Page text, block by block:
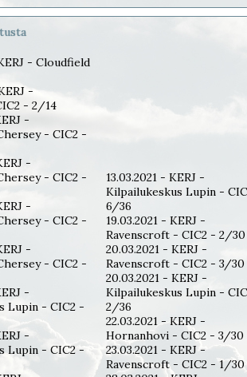
- Cloudfield
-
- 2/14
-
- CIC2 -
-
- CIC2 -
-
- CIC2 -
-
- CIC2 -
-
Lupin - CIC2 -
-
Lupin - CIC2 -
13.03.2021 - KERJ -
Kilpailukeskus Lupin -
6/36
19.03.2021 - KERJ -
Ravenscroft - CIC2 - 2/30
20.03.2021 - KERJ -
Ravenscroft - CIC2 - 3/30
20.03.2021 - KERJ -
Kilpailukeskus Lupin -
2/36
22.03.2021 - KERJ -
Hornanhovi - CIC2 - 3/30
23.03.2021 - KERJ -
Ravenscroft - CIC2 - 1/30